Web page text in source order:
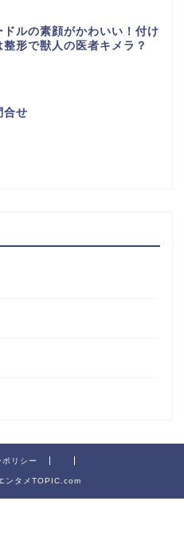
ドルの素顔がかわいい！付け
整形で獣人の医者キメラ？
合せ
リシー
タメTOPIC.com